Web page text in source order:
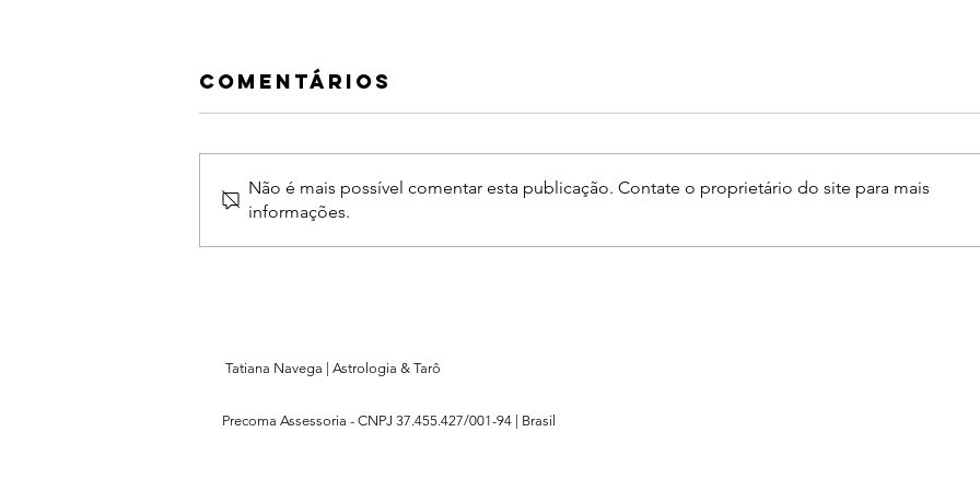
O despertar -
amor meu coração se aqueceu e
esse ensinamento modificou
todas as áreas ...
Comentários
Não é mais possível comentar esta publicação. Contate o proprietário do site para mais
informações.
Precoma Assessoria - CNPJ 37.455.427/001-94 | Brasil
Tatiana Navega | Astrologia & Tarô